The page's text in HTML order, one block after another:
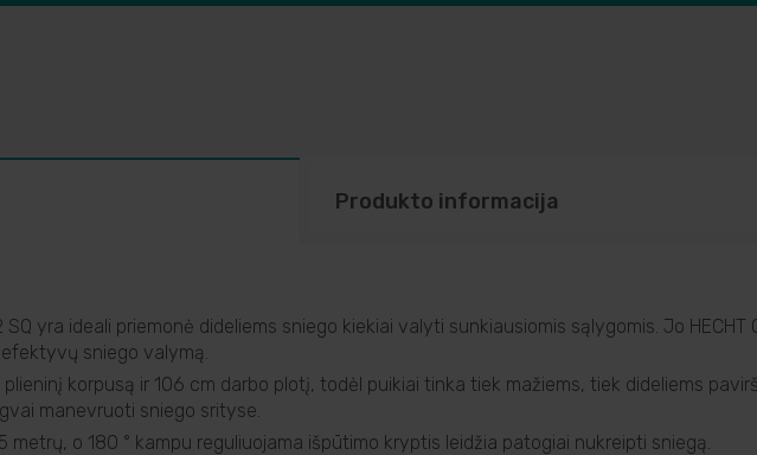
Produkto informacija
yra ideali priemonė dideliems sniego kiekiai valyti sunkiausiomis sąlygomis. Jo HECHT
sniego valymą.
korpusą ir 106 cm darbo plotį, todėl puikiai tinka tiek mažiems, tiek dideliems
manevruoti sniego srityse.
o 180 ° kampu reguliuojama išpūtimo kryptis leidžia patogiai nukreipti sniegą.